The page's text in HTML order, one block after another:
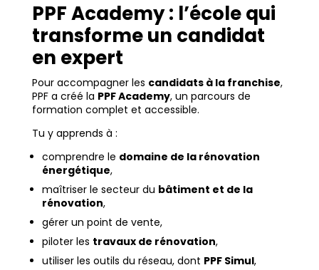
PPF Academy : l’école qui
transforme un candidat
en expert
Pour accompagner les candidats à la franchise,
PPF a créé la PPF Academy, un parcours de
formation complet et accessible.
Tu y apprends à :
comprendre le domaine de la rénovation
énergétique,
maîtriser le secteur du bâtiment et de la
rénovation,
gérer un point de vente,
piloter les travaux de rénovation,
utiliser les outils du réseau, dont PPF Simul,